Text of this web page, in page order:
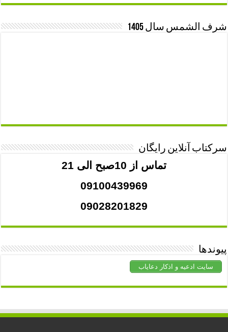
شرف الشمس سال 1405
سرکتاب آنلاین رایگان
تماس از 10صبح الی 21
09100439969
09028201829
پیوندها
سایت ادعیه و اذکار دعایاب